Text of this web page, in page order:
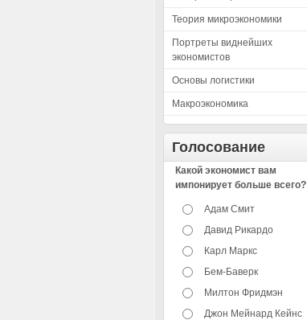
Теория микроэкономики
Портреты виднейших
экономистов
Основы логистики
Макроэкономика
Голосование
Какой экономист вам
импонирует больше всего?
Адам Смит
Давид Рикардо
Карл Маркс
Бем-Баверк
Милтон Фридмэн
Джон Мейнард Кейнс